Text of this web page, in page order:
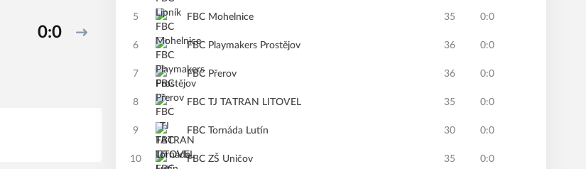
0:0
5 FBC Mohelnice 35 0:0
6 FBC Playmakers Prostějov 36 0:0
7 FBC Přerov 36 0:0
8 FBC TJ TATRAN LITOVEL 35 0:0
9 FBC Tornáda Lutín 30 0:0
10 FBC ZŠ Uničov 35 0:0